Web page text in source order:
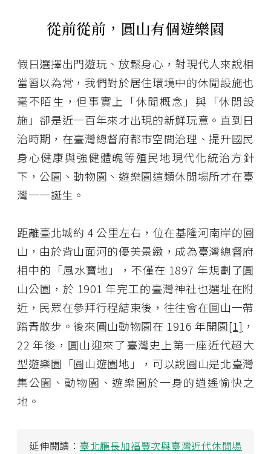
從前從前，圓山有個遊樂園
假日選擇出門遊玩、放鬆身心，對現代人來說相
當習以為常，我們對於居住環境中的休閒設施也
毫不陌生，但事實上「休閒概念」與「休閒設
施」卻是近一百年來才出現的新鮮玩意。直到日
治時期，在臺灣總督府都市空間治理、提升國民
身心健康與強健體魄等殖民地現代化統治方針
下，公園、動物園、遊樂園這類休閒場所才在臺
灣一一誕生。
距離臺北城約 4 公里左右，位在基隆河南岸的圓
山，由於背山面河的優美景緻，成為臺灣總督府
相中的「風水寶地」，不僅在 1897 年規劃了圓
山公園，於 1901 年完工的臺灣神社也選址在附
近，民眾在參拜行程結束後，往往會在圓山一帶
踏青散步。後來圓山動物園在 1916 年開園[1] ，
22 年後，圓山迎來了臺灣史上第一座近代超大
型遊樂園「圓山遊園地」，可以說圓山是北臺灣
集公園、動物園、遊樂園於一身的逍遙愉快之
地。
延伸閱讀： 臺北廳長加福豐次與臺灣近代休閒場